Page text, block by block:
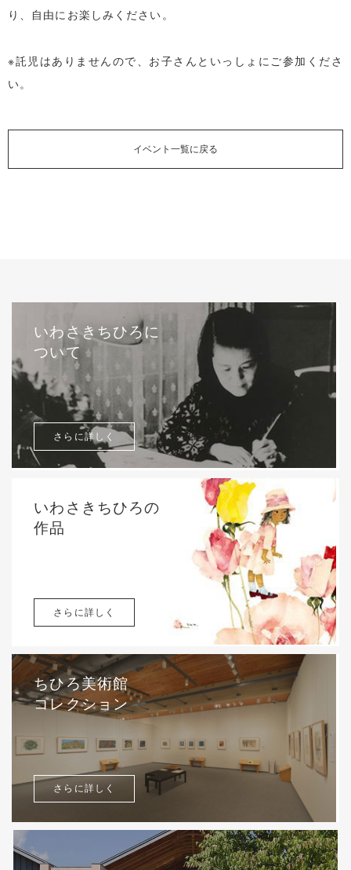
り、自由にお楽しみください。
※託児はありませんので、お子さんといっしょにご参加くださ
い。
イベント一覧に戻る
いわさきちひろに
ついて
さらに詳しく
いわさきちひろの
作品
さらに詳しく
ちひろ美術館
コレクション
さらに詳しく